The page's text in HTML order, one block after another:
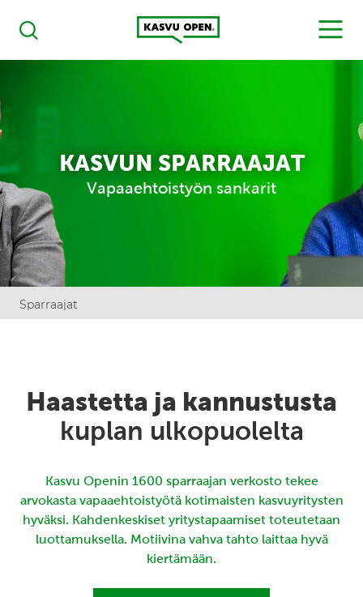
Haku
Kasvu Open
MENU
KASVUN SPARRAAJAT
Vapaaehtoistyön sankarit
Sparraajat
Haastetta ja kannustusta
kuplan ulkopuolelta
Kasvu Openin 1600 sparraajan verkosto tekee
arvokasta vapaaehtoistyötä kotimaisten kasvuyritysten
hyväksi. Kahdenkeskiset yritystapaamiset toteutetaan
luottamuksella. Motiivina vahva tahto laittaa hyvä
kiertämään.